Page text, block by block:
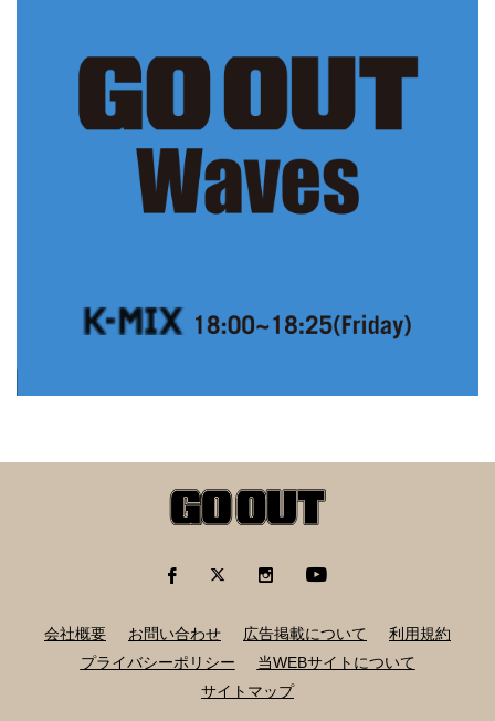
会社概要 お問い合わせ 広告掲載について
利用規約
プライバシーポリシー
当WEBサイトについて
サイトマップ